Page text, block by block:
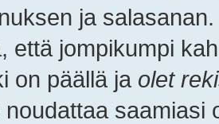
ja
että jompikumpi
on päällä ja olet
noudattaa saamiasi